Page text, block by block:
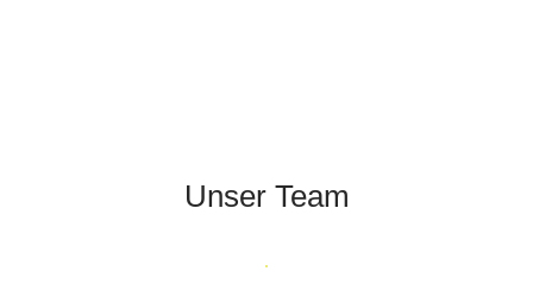
Unser Team